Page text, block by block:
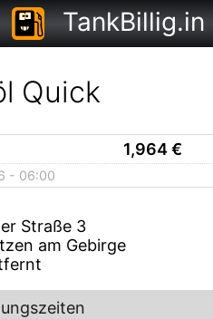
TankBillig.in
Quick
1,964€
- 06:00
Straße 3
am Gebirge